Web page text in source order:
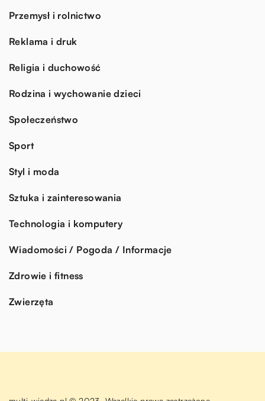
Przemysł i rolnictwo
Reklama i druk
Religia i duchowość
Rodzina i wychowanie dzieci
Społeczeństwo
Sport
Styl i moda
Sztuka i zainteresowania
Technologia i komputery
Wiadomości / Pogoda / Informacje
Zdrowie i fitness
Zwierzęta